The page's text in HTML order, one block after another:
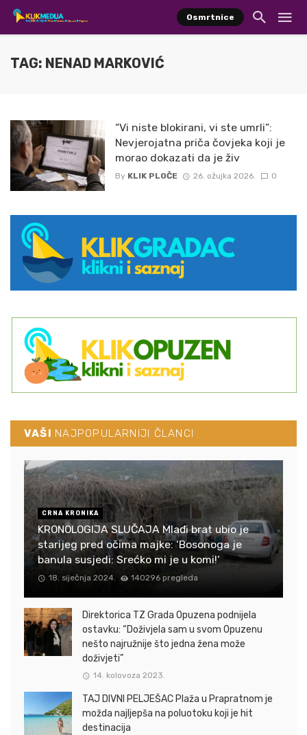
Osmrtnice
TAG: NENAD MARKOVIĆ
“Vi niste blokirani, vi ste umrli”:
Nevjerojatna priča čovjeka koji je
morao dokazati da je živ
By KLIK PLOČE 26. ožujka 2026. 0
VAŠI NAJPOPULARNIJI ČLANCI
CRNA KRONIKA
KRONOLOGIJA SLUČAJA Mlađi brat ubio je
starijeg pred očima majke: ‘Bosonoga je
banula susjedi: Srećko mi je u komi!‘
18. siječnja 2024. 140296 pregleda
Direktorica TZ Grada Opuzena podnijela
ostavku: “Doživjela sam u svom Opuzenu
nešto najružnije što jedna žena može
doživjeti”
14. kolovoza 2023.
TAJ DIVNI PELJEŠAC Plaža u Prapratnom je
možda najljepša na poluotoku koji je hit
destinacija